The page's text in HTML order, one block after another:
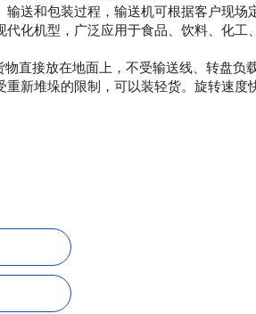
送和包装过程，输送机可根据客户现场
化机型，广泛应用于食品、饮料、化工
直接放在地面上，不受输送线、转盘负
重新堆垛的限制，可以装轻货。旋转速度